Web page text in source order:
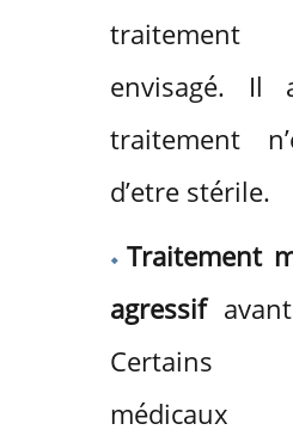
envisagé. Il
traitement
d’etre stérile.
Traitement
agressif
Certains